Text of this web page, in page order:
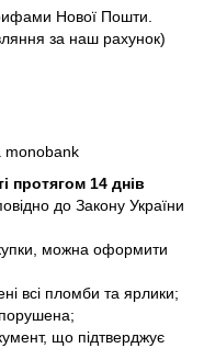
Нової Пошти.
за наш рахунок)
monobank
протягом 14 днів
до Закону України
можна оформити
всі пломби та ярлики;
порушена;
що підтверджує